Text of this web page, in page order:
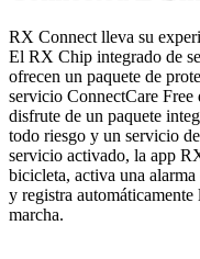
RX Connect lleva su
El RX Chip integrado de
ofrecen un paquete de
servicio ConnectCare
disfrute de un paquete
todo riesgo y un servicio
servicio activado, la app
bicicleta, activa una
y registra automáticamente
marcha.